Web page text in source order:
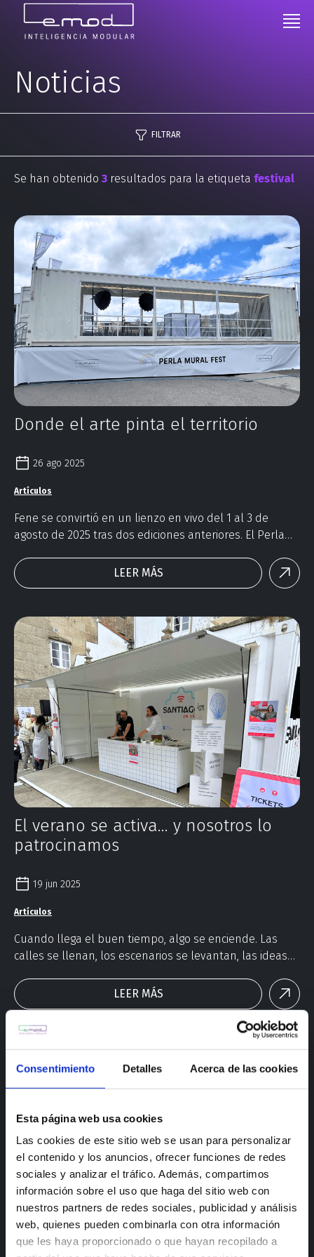
Consentimiento Detalles Acerca de las cookies
Esta página web usa cookies
Las cookies de este sitio web se usan para personalizar
el contenido y los anuncios, ofrecer funciones de redes
sociales y analizar el tráfico. Además, compartimos
información sobre el uso que haga del sitio web con
nuestros partners de redes sociales, publicidad y análisis
web, quienes pueden combinarla con otra información
que les haya proporcionado o que hayan recopilado a
Noticias
FILTRAR
Se han obtenido 3 resultados para la etiqueta festival
Donde el arte pinta el territorio
26 ago 2025
Artículos
Fene se convirtió en un lienzo en vivo del 1 al 3 de
agosto de 2025 tras dos ediciones anteriores. El Perla
firmados por Diego As, Wedo Goás y David Barrera.
LEER MÁS
El verano se activa… y nosotros lo
patrocinamos
19 jun 2025
Artículos
Cuando llega el buen tiempo, algo se enciende. Las
calles se llenan, los escenarios se levantan, las ideas
creatividad. Este verano tenemos presencia donde la
energía y el compromiso se encuentran.
LEER MÁS
Solidarity Fest: Arrimar el hombro es